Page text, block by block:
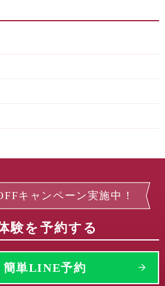
キャンペーン実施中！
験を予約する
簡単LINE予約